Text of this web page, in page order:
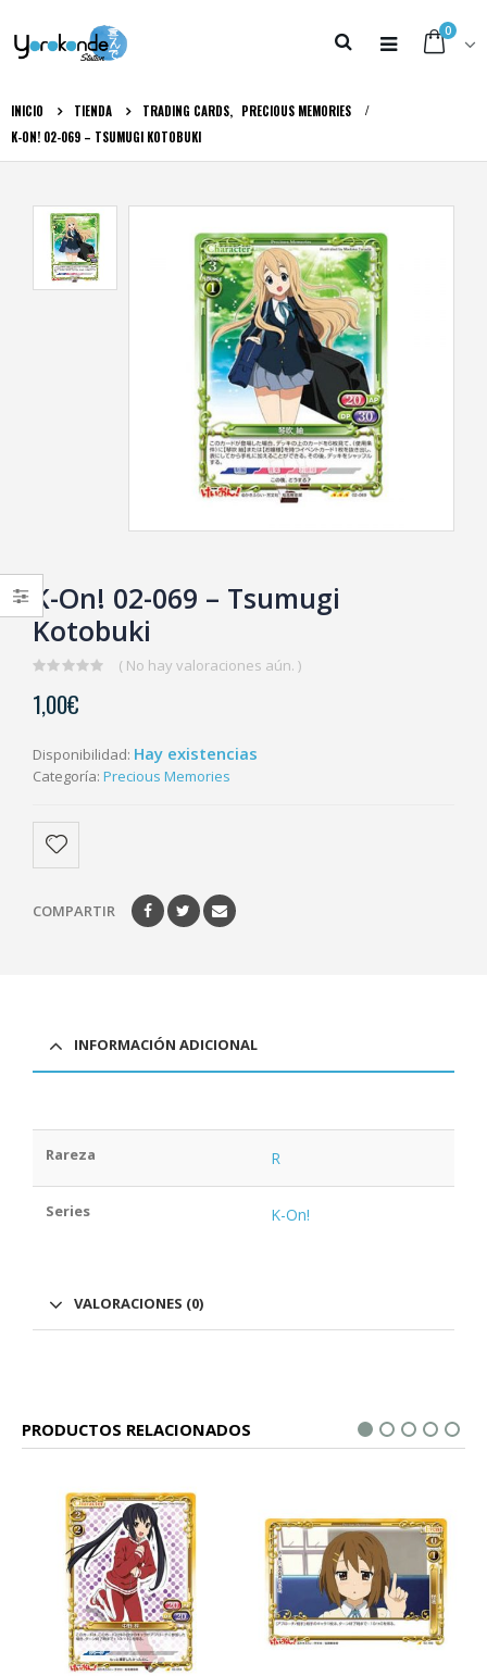
0
INICIO TIENDA TRADING CARDS, PRECIOUS MEMORIES
K-ON! 02-069 – TSUMUGI KOTOBUKI
K-On! 02-069 – Tsumugi
Kotobuki
out
of
( No hay valoraciones aún. )
1,00€
Disponibilidad: Hay existencias
Categoría: Precious Memories
COMPARTIR
INFORMACIÓN ADICIONAL
Rareza R
Series K-On!
VALORACIONES (0)
PRODUCTOS RELACIONADOS